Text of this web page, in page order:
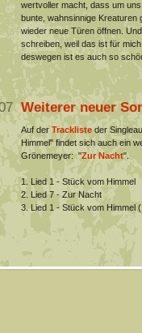
wertvoller macht, dass um
bunte, wahnsinnige Kreaturen
wieder neue Türen öffnen.
schreiben, weil das ist für
deswegen ist es auch so
Weiterer neuer
Auf derTracklisteder
Himmel" findet sich auch ein
Grönemeyer: "Zur Nacht".
1. Lied 1 - Stück vom Himmel
2. Lied 7 - Zur Nacht
3. Lied 1 - Stück vom Himmel